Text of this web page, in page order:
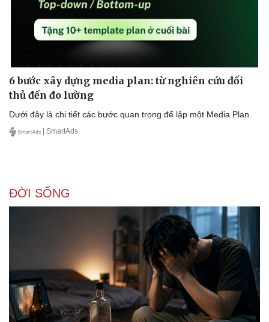
6 bước xây dựng media plan: từ nghiên cứu đối
thủ đến đo lường
Dưới đây là chi tiết các bước quan trọng để lập một Media Plan.
| SmartAds
ĐỜI SỐNG